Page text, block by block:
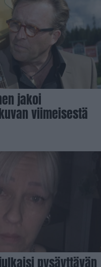
jakoi
viimeisestä
pysäyttävän